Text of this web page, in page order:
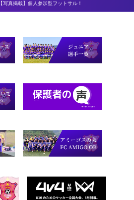
【写真掲載】個人参加型フットサル！